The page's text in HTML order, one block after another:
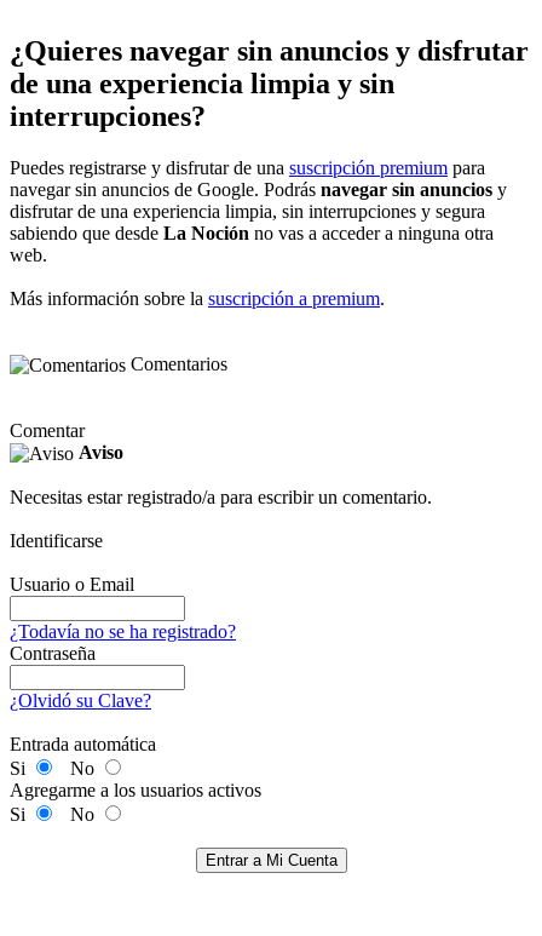
¿Quieres navegar sin anuncios y disfrutar
de una experiencia limpia y sin
interrupciones?
Puedes registrarse y disfrutar de una suscripción premium para
navegar sin anuncios de Google. Podrás navegar sin anuncios y
disfrutar de una experiencia limpia, sin interrupciones y segura
sabiendo que desde La Noción no vas a acceder a ninguna otra
web.
Más información sobre la suscripción a premium.
Comentarios
Comentar
Aviso
Necesitas estar registrado/a para escribir un comentario.
Identificarse
Usuario o Email
¿Todavía no se ha registrado?
Contraseña
¿Olvidó su Clave?
Entrada automática
Si
No
Agregarme a los usuarios activos
Si
No
Entrar a Mi Cuenta